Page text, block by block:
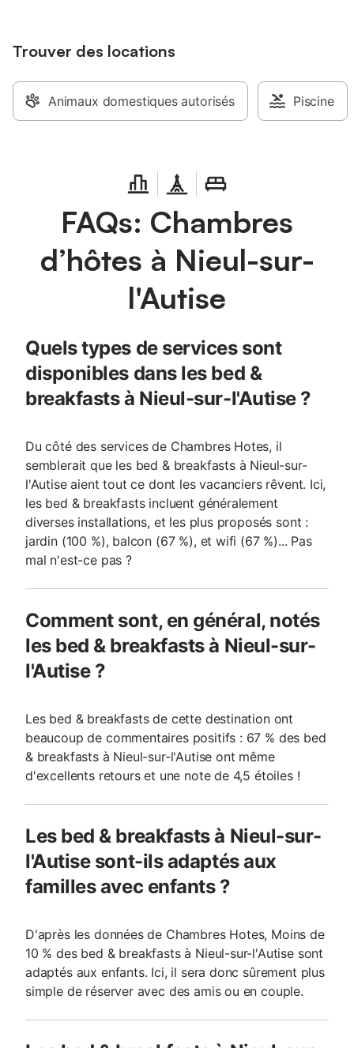
Trouver des locations
Animaux domestiques autorisés Piscine
FAQs: Chambres
d’hôtes à Nieul-sur-
l'Autise
Quels types de services sont
disponibles dans les bed &
breakfasts à Nieul-sur-l'Autise ?
Du côté des services de Chambres Hotes, il
semblerait que les bed & breakfasts à Nieul-sur-
l'Autise aient tout ce dont les vacanciers rêvent. Ici,
les bed & breakfasts incluent généralement
diverses installations, et les plus proposés sont :
jardin (100 %), balcon (67 %), et wifi (67 %)... Pas
mal n'est-ce pas ?
Comment sont, en général, notés
les bed & breakfasts à Nieul-sur-
l'Autise ?
Les bed & breakfasts de cette destination ont
beaucoup de commentaires positifs : 67 % des bed
& breakfasts à Nieul-sur-l'Autise ont même
d'excellents retours et une note de 4,5 étoiles !
Les bed & breakfasts à Nieul-sur-
l'Autise sont-ils adaptés aux
familles avec enfants ?
D'après les données de Chambres Hotes, Moins de
10 % des bed & breakfasts à Nieul-sur-l'Autise sont
adaptés aux enfants. Ici, il sera donc sûrement plus
simple de réserver avec des amis ou en couple.